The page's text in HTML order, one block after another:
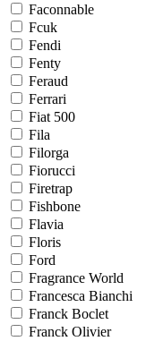
Faconnable
Fcuk
Fendi
Fenty
Feraud
Ferrari
Fiat 500
Fila
Filorga
Fiorucci
Firetrap
Fishbone
Flavia
Floris
Ford
Fragrance World
Francesca Bianchi
Franck Boclet
Franck Olivier